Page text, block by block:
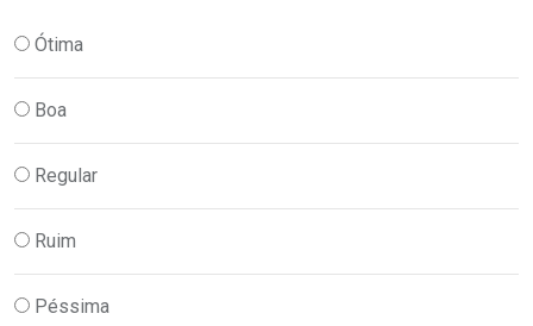
Ótima
Boa
Regular
Ruim
Péssima